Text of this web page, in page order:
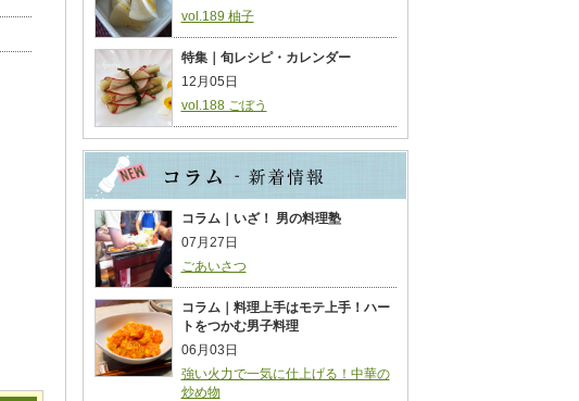
vol.189 柚子
特集｜旬レシピ・カレンダー
12月05日
vol.188 ごぼう
コラム｜いざ！ 男の料理塾
07月27日
ごあいさつ
コラム｜料理上手はモテ上手！ハー
トをつかむ男子料理
06月03日
強い火力で一気に仕上げる！中華の
炒め物